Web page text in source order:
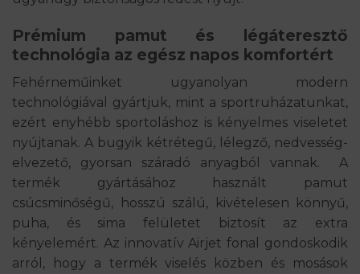
Prémium pamut és légáteresztő
technológia az egész napos komfortért
Fehérneműinket ugyanolyan modern
technológiával gyártjuk, mint a sportruházatunkat,
ezért enyhébb sportoláshoz is kényelmes viseletet
nyújtanak. A bugyik kétrétegű, lélegző, nedvesség-
elvezető, gyorsan száradó anyagból vannak. A
termék gyártásához használt pamut
csúcsminőségű, hosszú szálú, kivételesen könnyű,
puha, és sima felületet biztosít az extra
kényelemért. Az innovatív Airjet fonal gondoskodik
arról, hogy a termék viselés közben és mosások